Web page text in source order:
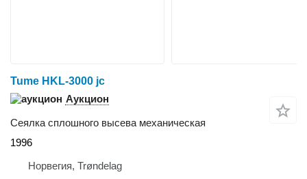
Tume HKL-3000 jc
Аукцион
Сеялка сплошного высева механическая
1996
Норвегия, Trøndelag